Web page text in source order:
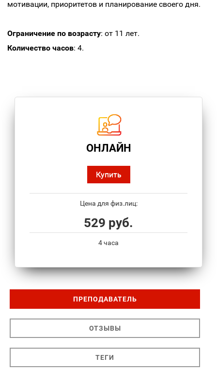
мотивации, приоритетов и планирование своего дня.
Ограничение по возрасту: от 11 лет.
Количество часов: 4.
ОНЛАЙН
Купить
Цена для физ.лиц:
529 руб.
4 часа
ПРЕПОДАВАТЕЛЬ
ОТЗЫВЫ
ТЕГИ